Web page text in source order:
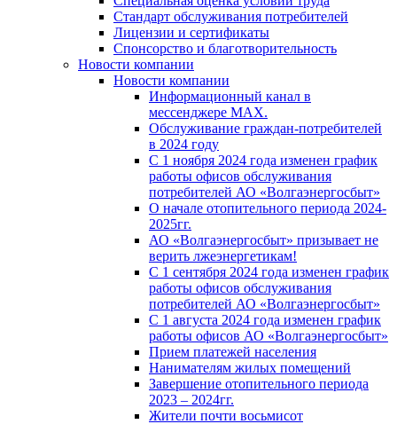
Стандарт обслуживания потребителей
Лицензии и сертификаты
Спонсорство и благотворительность
Новости компании
Новости компании
Информационный канал в
мессенджере MAX.
Обслуживание граждан-потребителей
в 2024 году
С 1 ноября 2024 года изменен график
работы офисов обслуживания
потребителей АО «Волгаэнергосбыт»
О начале отопительного периода 2024-
2025гг.
АО «Волгаэнергосбыт» призывает не
верить лжеэнергетикам!
С 1 сентября 2024 года изменен график
работы офисов обслуживания
потребителей АО «Волгаэнергосбыт»
С 1 августа 2024 года изменен график
работы офисов АО «Волгаэнергосбыт»
Прием платежей населения
Нанимателям жилых помещений
Завершение отопительного периода
2023 – 2024гг.
Жители почти восьмисот